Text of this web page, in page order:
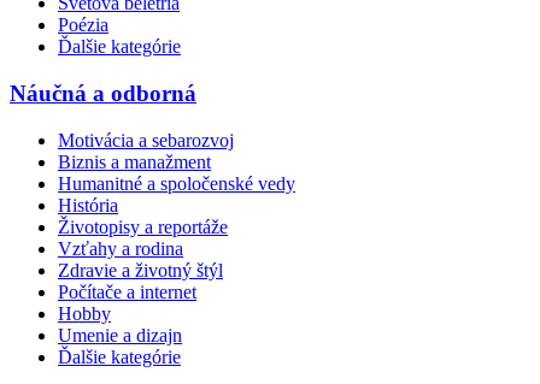
Poézia
Ďalšie kategórie
Náučná a odborná
Motivácia a sebarozvoj
Biznis a manažment
Humanitné a spoločenské vedy
História
Životopisy a reportáže
Vzťahy a rodina
Zdravie a životný štýl
Počítače a internet
Hobby
Umenie a dizajn
Ďalšie kategórie